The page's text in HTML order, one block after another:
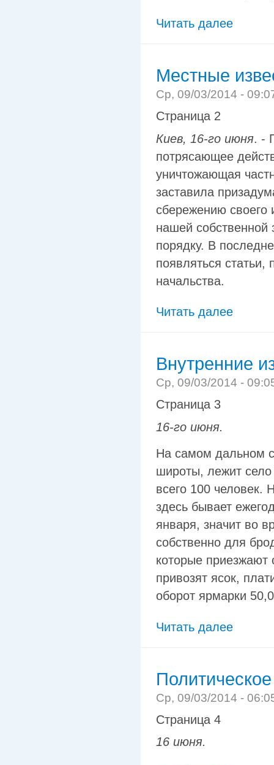
Читать далее
Местные
Ср, 09/03/2014 -
Страница 2
Киев, 16-го июня. -
потрясающее
уничтожающая
заставила
сбережению своего
нашей собственной
порядку. В
появляться статьи,
начальства.
Читать далее
Внутренние
Ср, 09/03/2014 -
Страница 3
16-го июня.
На самом дальном
широты, лежит
всего 100 человек.
здесь бывает
января, значит во
собственно для
которые приезжают
привозят ясок,
оборот ярмарки
Читать далее
Ср, 09/03/2014 -
Страница 4
16 июня.